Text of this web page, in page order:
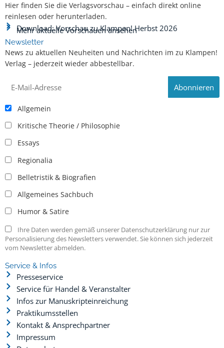
Hier finden Sie die Verlagsvorschau – einfach direkt online
reinlesen oder herunterladen.
Download: Vorschau zu Klampen! Herbst 2026
Mehr aktuelle Vorschauen ansehen
Newsletter
News zu aktuellen Neuheiten und Nachrichten im zu Klampen!
Verlag – jederzeit wieder abbestellbar.
Allgemein
Kritische Theorie / Philosophie
Essays
Regionalia
Belletristik & Biografien
Allgemeines Sachbuch
Humor & Satire
Ihre Daten werden gemäß unserer Datenschutzerklärung nur zur
Personalisierung des Newsletters verwendet. Sie können sich jederzeit
vom Newsletter abmelden.
Service & Infos
Presseservice
Service für Handel & Veranstalter
Infos zur Manuskripteinreichung
Praktikumsstellen
Kontakt & Ansprechpartner
Impressum